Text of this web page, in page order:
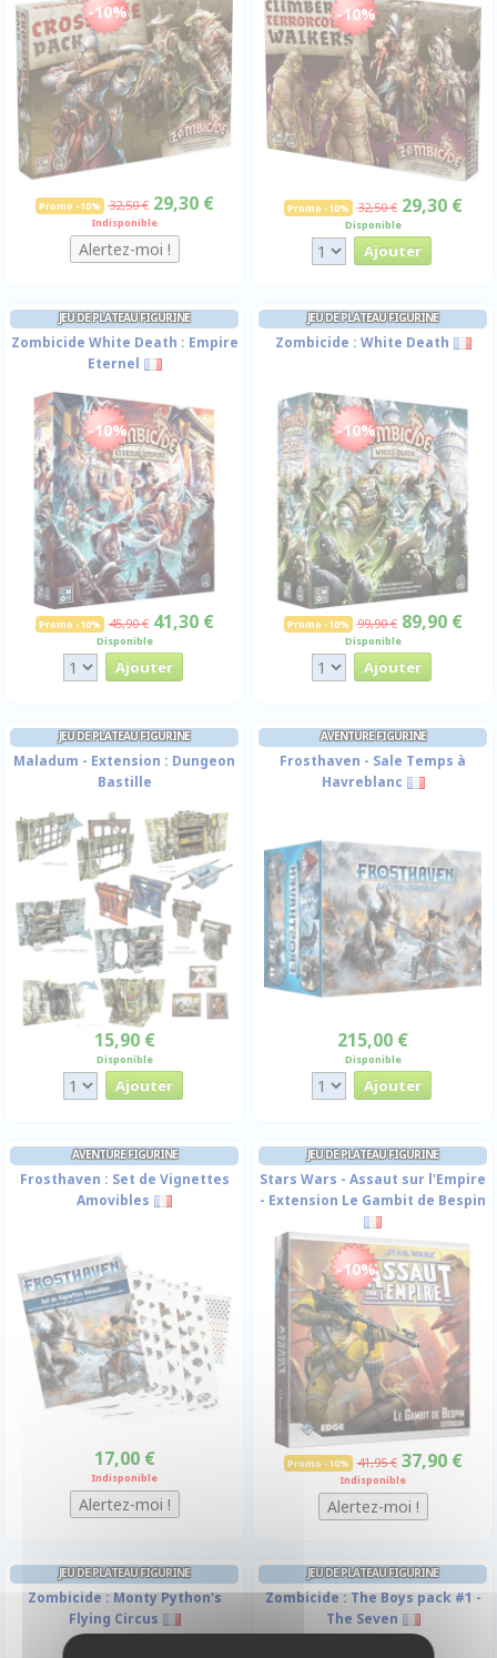
-10%
Promo -10% 32,50 € 29,30 €
Indisponible
-10%
Promo -10% 32,50 € 29,30 €
Disponible
JEU DE PLATEAU FIGURINE
Zombicide White Death : Empire
Eternel
-10%
Promo -10% 45,90 € 41,30 €
Disponible
JEU DE PLATEAU FIGURINE
Zombicide : White Death
-10%
Promo -10% 99,90 € 89,90 €
Disponible
JEU DE PLATEAU FIGURINE
Maladum - Extension : Dungeon
Bastille
15,90 €
Disponible
AVENTURE FIGURINE
Frosthaven - Sale Temps à
Havreblanc
215,00 €
Disponible
AVENTURE FIGURINE
Frosthaven : Set de Vignettes
Amovibles
17,00 €
Indisponible
JEU DE PLATEAU FIGURINE
Stars Wars - Assaut sur l'Empire
- Extension Le Gambit de Bespin
-10%
Promo -10% 41,95 € 37,90 €
Indisponible
JEU DE PLATEAU FIGURINE
Zombicide : Monty Python's
Flying Circus
JEU DE PLATEAU FIGURINE
Zombicide : The Boys pack #1 -
The Seven